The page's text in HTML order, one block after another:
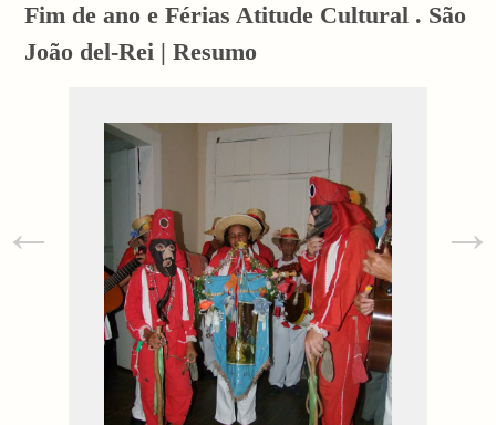
Fim de ano e Férias Atitude Cultural . São
João del-Rei | Resumo
← →